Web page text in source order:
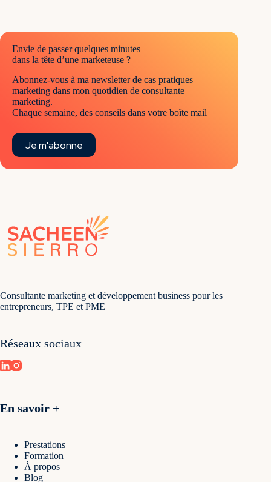
Envie de passer quelques minutes
dans la tête d’une marketeuse ?
Abonnez-vous à ma newsletter de cas pratiques
marketing dans mon quotidien de consultante
marketing.
Chaque semaine, des conseils dans votre boîte mail
Je m'abonne
Consultante marketing et développement business pour les
entrepreneurs, TPE et PME
Réseaux sociaux
En savoir +
Prestations
Formation
À propos
Blog